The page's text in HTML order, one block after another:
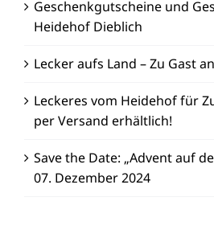
Geschenkgutscheine und
Heidehof Dieblich
Lecker aufs Land – Zu Gast
Leckeres vom Heidehof für
per Versand erhältlich!
Save the Date: „Advent auf
07. Dezember 2024